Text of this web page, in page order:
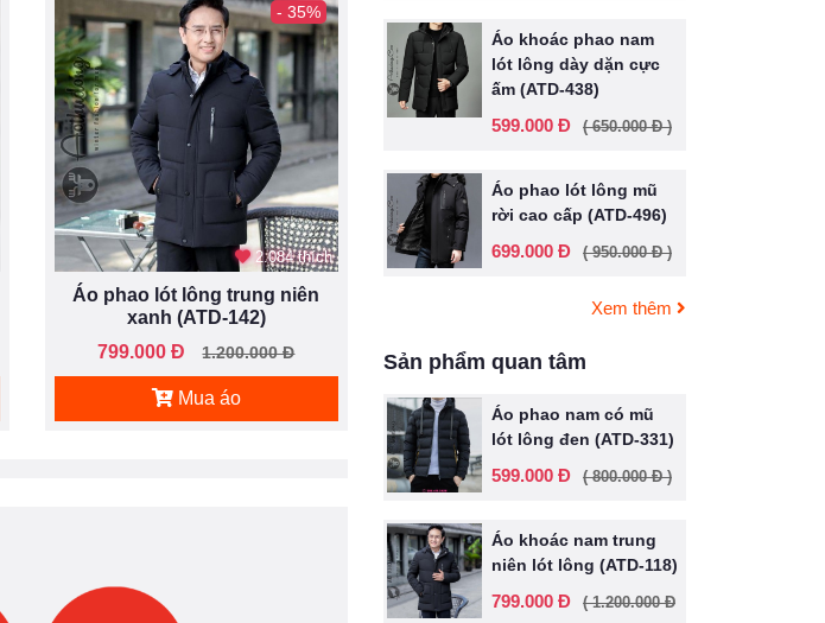
- 35%
2.084 thích
Áo phao lót lông trung niên
xanh (ATD-142)
799.000 Đ
1.200.000 Đ
Mua áo
Áo khoác phao nam
lót lông dày dặn cực
ấm (ATD-438)
599.000 Đ ( 650.000 Đ )
Áo phao lót lông mũ
rời cao cấp (ATD-496)
699.000 Đ ( 950.000 Đ )
Xem thêm
Sản phẩm quan tâm
Áo phao nam có mũ
lót lông đen (ATD-331)
599.000 Đ ( 800.000 Đ )
Áo khoác nam trung
niên lót lông (ATD-118)
799.000 Đ
( 1.200.000 Đ